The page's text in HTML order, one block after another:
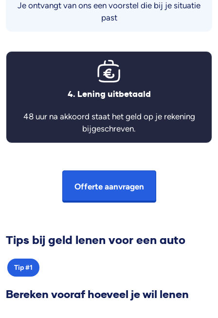
Je ontvangt van ons een voorstel die bij je situatie
past
4. Lening uitbetaald
48 uur na akkoord staat het geld op je rekening
bijgeschreven.
Offerte aanvragen
Tips bij geld lenen voor een auto
Tip #1
Bereken vooraf hoeveel je wil lenen